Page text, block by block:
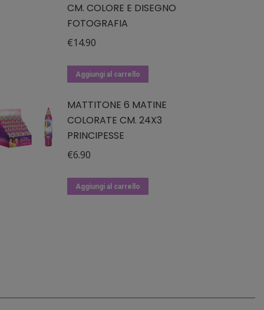
CM. COLORE E DISEGNO
FOTOGRAFIA
€14.90
Aggiungi al carrello
MATTITONE 6 MATINE
COLORATE CM. 24X3
PRINCIPESSE
€6.90
Aggiungi al carrello